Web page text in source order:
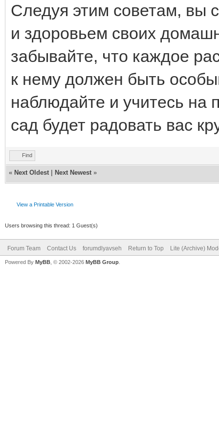
Следуя этим советам, вы
и здоровьем своих
забывайте, что каждое
к нему должен быть
наблюдайте и учитесь на
сад будет радовать вас
Find
« Next Oldest Next Newest »
View a Printable Version
Users browsing this thread: 1 Guest(s)
Forum Team Contact Us forumdlyavseh Return to Top Lite (Archive)
Powered By MyBB , © 2002-2026 MyBB Group